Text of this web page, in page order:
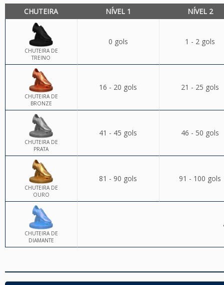
CHUTEIRA NÍVEL 1 NÍVEL 2
CHUTEIRA DE
TREINO
0 gols 1 - 2 gols
CHUTEIRA DE
BRONZE
16 - 20 gols 21 - 25 gols
CHUTEIRA DE
PRATA
41 - 45 gols 46 - 50 gols
CHUTEIRA DE
OURO
81 - 90 gols 91 - 100 gols
CHUTEIRA DE
DIAMANTE